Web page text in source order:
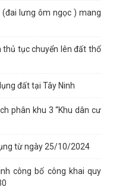
lưng ôm ngọc ) mang
thủ tục chuyển lên đất thổ
đất tại Tây Ninh
phân khu 3 “Khu dân cư
từ ngày 25/10/2024
công bố công khai quy